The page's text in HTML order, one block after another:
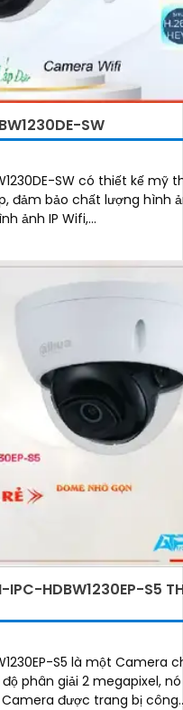
SW
SW có thiết kế mỹ
đảm bảo chất lượng hình
hình ảnh IP Wifi,...
IPC-HDBW1230EP-S5
S5 là một Camera
cấp hình ảnh rõ nét và sắc nét. Camera được trang bị